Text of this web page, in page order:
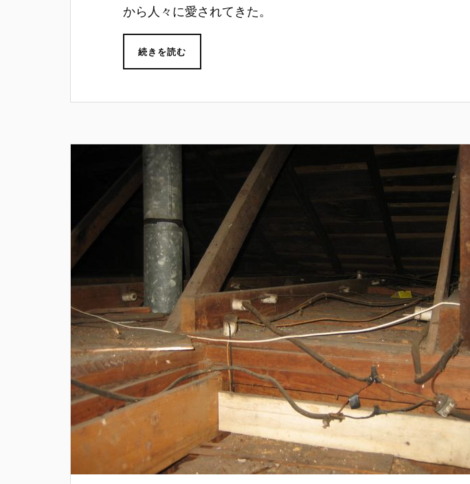
から人々に愛されてきた。
続きを読む